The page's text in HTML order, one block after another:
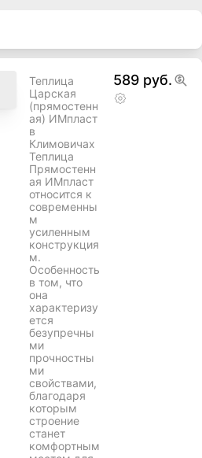
Теплица
Царская
(прямостенн
ая) ИМпласт
в
Климовичах
Теплица
Прямостенн
ая ИМпласт
относится к
современны
м
усиленным
конструкция
м.
Особенность
в том, что
она
характеризу
ется
безупречны
ми
прочностны
ми
свойствами,
благодаря
которым
строение
станет
комфортным
589 руб.